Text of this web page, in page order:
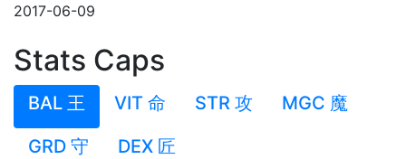
2017-06-09
Stats Caps
BAL 王 VIT 命 STR 攻
MGC 魔
GRD 守
DEX 匠